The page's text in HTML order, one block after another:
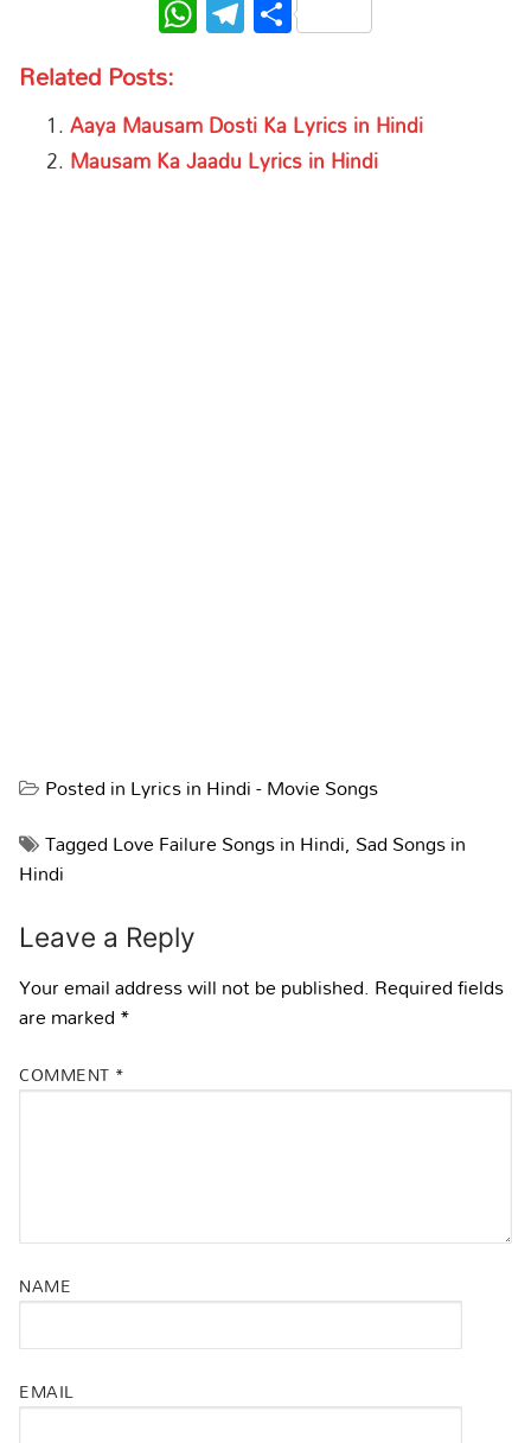
Related Posts:
Aaya Mausam Dosti Ka Lyrics in Hindi
Mausam Ka Jaadu Lyrics in Hindi
Posted inLyrics in Hindi - Movie Songs
TaggedLove Failure Songs in Hindi, Sad Songs in
Hindi
Leave a Reply
Your email address will not be published. Required fields
are marked*
COMMENT *
NAME
EMAIL